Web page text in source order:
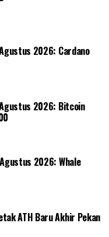
2026: Cardano
2026: Bitcoin
2026: Whale
ATH Baru Akhir Pekan